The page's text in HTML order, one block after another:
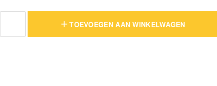
TOEVOEGEN AAN WINKELWAGEN